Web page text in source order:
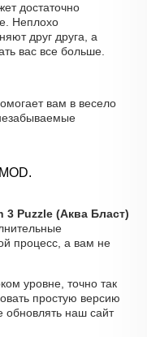
достаточно
Неплохо
друг друга, а
вас все больше.
вам в весело
3 Puzzle (Аква Бласт)
процесс, а вам не
уровне, точно так
простую версию
обновлять наш сайт